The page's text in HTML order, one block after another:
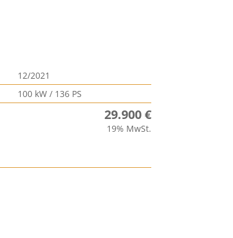
12/2021
100 kW / 136 PS
29.900 €
19% MwSt.